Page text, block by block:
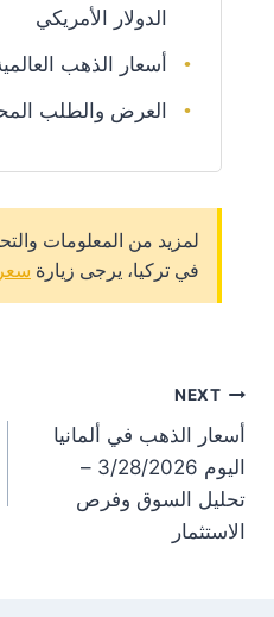
الدولار الأمريكي
أسعار الذهب
العرض والطلب
لمزيد من المعلومات
في تركيا، يرجى زيارة
NEXT
أسعار الذهب في ألمانيا
اليوم 3/28/2026 –
تحليل السوق وفرص
الاستثمار